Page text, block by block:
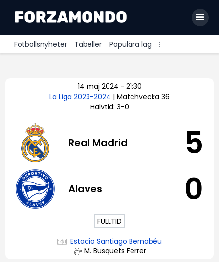
Fotbollsnyheter Tabeller Populära lag
Premier League
Bundesliga
Serie A
Ligue 1
14 maj 2024 - 21:30
La Liga 2023-2024 | Matchvecka 36
Halvtid: 3-0
Real Madrid 5
Alaves 0
FULLTID
Estadio Santiago Bernabéu
M. Busquets Ferrer